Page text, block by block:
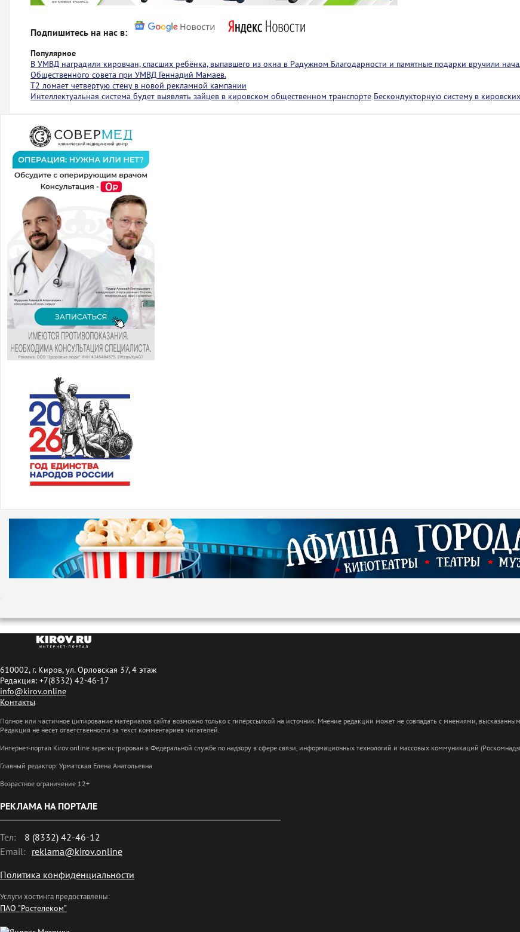
Подпишитесь на нас в:
Популярное
В УМВД наградили кировчан, спасших ребёнка, выпавшего из окна в Радужном Благодарности и памятные подарки вручили
Общественного совета при УМВД Геннадий Мамаев.
Т2 ломает четвертую стену в новой рекламной кампании
Интеллектуальная система будет выявлять зайцев в кировском общественном транспорте Бескондукторную систему в
610002, г. Киров, ул. Орловская 37, 4 этаж
Редакция: +7(8332) 42-46-17
info@kirov.online
Контакты
Полное или частичное цитирование материалов сайта возможно только с гиперссылкой на источник. Мнение редакции может не совпадать с мнениями,
Редакция не несёт ответственности за текст комментариев читателей.
Интернет-портал Kirov.online зарегистрирован в Федеральной службе по надзору в сфере связи, информационных технологий и массовых коммуникаций
Главный редактор: Урматская Елена Анатольевна
Возрастное ограничение 12+
РЕКЛАМА НА ПОРТАЛЕ
Тел:
8 (8332) 42-46-12
Email: reklama@kirov.online
Политика конфиденциальности
Услуги хостинга предоставлены:
ПАО "Ростелеком"